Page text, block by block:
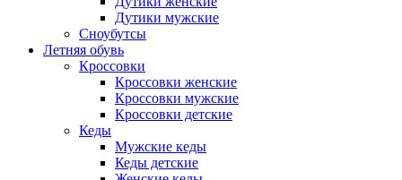
Дутики мужские
Сноубутсы
Летняя обувь
Кроссовки
Кроссовки женские
Кроссовки мужские
Кроссовки детские
Кеды
Мужские кеды
Кеды детские